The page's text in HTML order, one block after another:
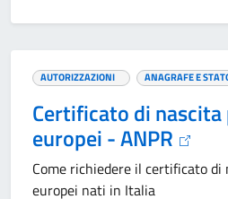
AUTORIZZAZIONI ANAGRAFE E
Certificato di
europei - ANPR
Come richiedere il certificato
europei nati in Italia